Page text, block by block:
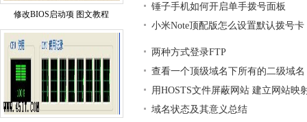
修改BIOS启动项 图文教程
锤子手机如何开启单手拨号面板
小米Note顶配版怎么设置默认拨号卡
两种方式登录FTP
查看一个顶级域名下所有的二级域名
用HOSTS文件屏蔽网站 建立网站映
域名状态及其意义总结